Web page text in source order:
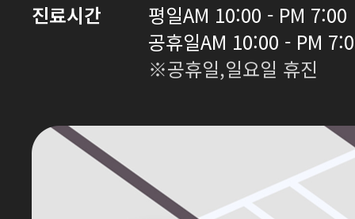
진료시간
평일AM 10:00 - PM 7:00
공휴일AM 10:00 - PM
※공휴일,일요일 휴진